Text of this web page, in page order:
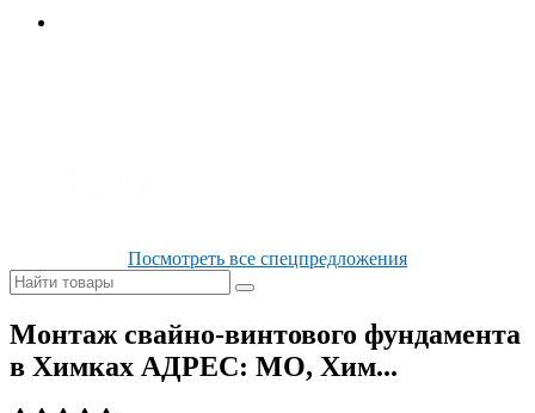
Посмотреть все спецпредложения
Монтаж свайно-винтового фундамента
в Химках АДРЕС: МО, Хим...